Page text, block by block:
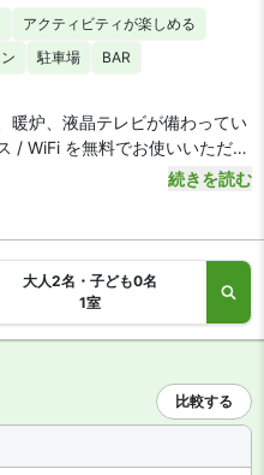
アクティビティが楽しめる
駐車場 BAR
暖炉、液晶テレビが備わってい
/ WiFi を無料でお使いいただけ
だけます。電話の他に、セーフ
続きを読む
大人2名・子ども0名
1室
比較する